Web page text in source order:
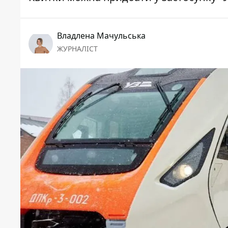
Владлена Мачульська
ЖУРНАЛІСТ